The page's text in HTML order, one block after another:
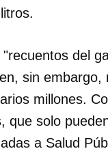
del
sin embargo,
millones.
que solo
a Salud